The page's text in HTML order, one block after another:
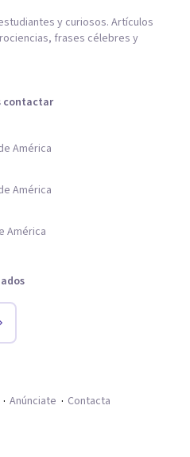
y curiosos. Artículos
frases célebres y
contactar
América
América
América
Anúnciate Contacta